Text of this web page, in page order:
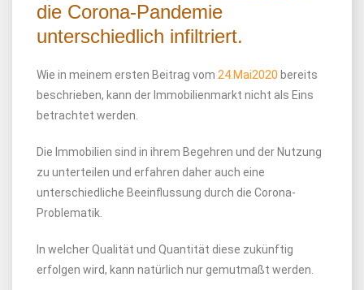
die Corona-Pandemie
unterschiedlich infiltriert.
Wie in meinem ersten Beitrag vom 24.Mai2020 bereits
beschrieben, kann der Immobilienmarkt nicht als Eins
betrachtet werden.
Die Immobilien sind in ihrem Begehren und der Nutzung
zu unterteilen und erfahren daher auch eine
unterschiedliche Beeinflussung durch die Corona-
Problematik.
In welcher Qualität und Quantität diese zukünftig
erfolgen wird, kann natürlich nur gemutmaßt werden.